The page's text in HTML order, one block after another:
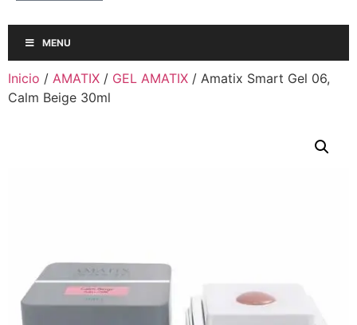
MENU
Inicio / AMATIX / GEL AMATIX / Amatix Smart Gel 06,
Calm Beige 30ml